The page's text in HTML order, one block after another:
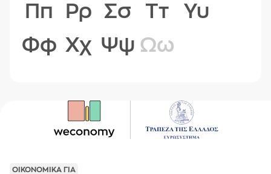
Ππ
Ρρ Σσ Ττ
Υυ
Φφ Χχ Ψψ Ωω
ΟΙΚΟΝΟΜΙΚΑ ΓΙΑ